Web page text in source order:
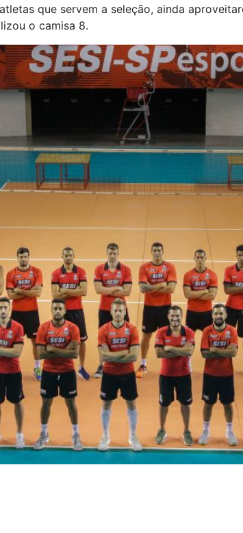
que servem a seleção, ainda
o camisa 8.